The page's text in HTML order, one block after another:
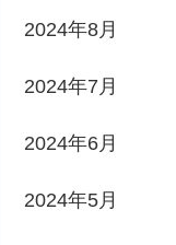
2024年8月
2024年7月
2024年6月
2024年5月